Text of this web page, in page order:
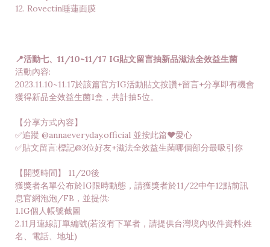
12. Rovectin睡蓮面膜
📍活動七、11/10~11/17 IG貼文留言抽新品滋法全效益生菌
活動內容:
2023.11.10~11.17於該篇官方IG活動貼文按讚+留言+分享即有機會
獲得新品全效益生菌1盒，共計抽5位。
【分享方式內容】
✅追蹤 @annaeveryday.official 並按此篇♥️愛心
✅貼文留言:標記@3位好友+滋法全效益生菌哪個部分最吸引你
【開獎時間】 11/20後
獲獎者名單公布於IG限時動態，請獲獎者於11/22中午12點前訊
息官網泡泡/FB，並提供:
1.IG個人帳號截圖
2.11月連線訂單編號(若沒有下單者，請提供台灣境內收件資料:姓
名、電話、地址)